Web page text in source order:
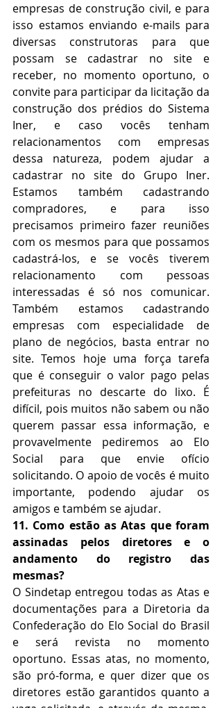
empresas de construção civil, e para
isso estamos enviando e-mails para
diversas construtoras para que
possam se cadastrar no site e
receber, no momento oportuno, o
convite para participar da licitação da
construção dos prédios do Sistema
Iner, e caso vocês tenham
relacionamentos com empresas
dessa natureza, podem ajudar a
cadastrar no site do Grupo Iner.
Estamos também cadastrando
compradores, e para isso
precisamos primeiro fazer reuniões
com os mesmos para que possamos
cadastrá-los, e se vocês tiverem
relacionamento com pessoas
interessadas é só nos comunicar.
Também estamos cadastrando
empresas com especialidade de
plano de negócios, basta entrar no
site. Temos hoje uma força tarefa
que é conseguir o valor pago pelas
prefeituras no descarte do lixo. É
difícil, pois muitos não sabem ou não
querem passar essa informação, e
provavelmente pediremos ao Elo
Social para que envie ofício
solicitando. O apoio de vocês é muito
importante, podendo ajudar os
amigos e também se ajudar.
11. Como estão as Atas que foram
assinadas pelos diretores e o
andamento do registro das
mesmas?
O Sindetap entregou todas as Atas e
documentações para a Diretoria da
Confederação do Elo Social do Brasil
e será revista no momento
oportuno. Essas atas, no momento,
são pró-forma, e quer dizer que os
diretores estão garantidos quanto a